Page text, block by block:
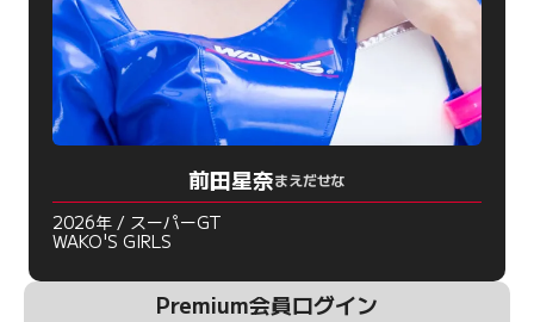
前田星奈まえだせな
2026年 / スーパーGT
WAKO'S GIRLS
Premium会員ログイン